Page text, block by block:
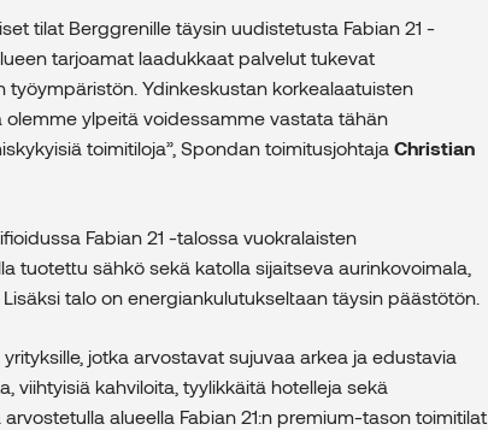
tilat Berggrenille täysin uudistetusta Fabian 21 -
tarjoamat laadukkaat palvelut tukevat
Ydinkeskustan korkealaatuisten
ylpeitä voidessamme vastata tähän
toimitiloja”, Spondan toimitusjohtajaChristian
Fabian 21 -talossa vuokralaisten
tuotettu sähkö sekä katolla sijaitseva aurinkovoimala,
talo on energiankulutukseltaan täysin päästötön.
jotka arvostavat sujuvaa arkea ja edustavia
viihtyisiä kahviloita, tyylikkäitä hotelleja sekä
alueella Fabian 21:n premium-tason toimitilat